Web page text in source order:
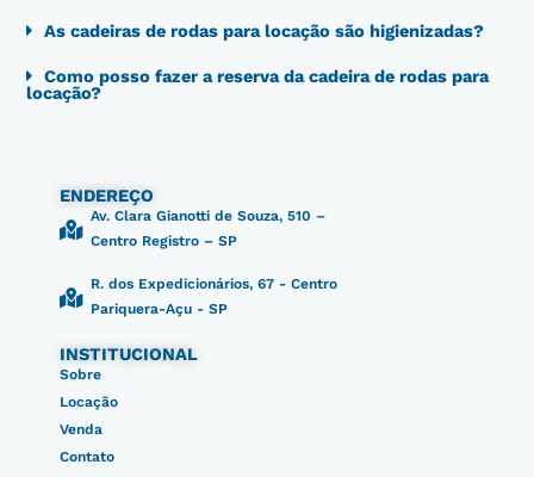
As cadeiras de rodas para locação são higienizadas?
Como posso fazer a reserva da cadeira de rodas para
locação?
INSTITUCIONAL
Sobre
Locação
Venda
Contato
ENDEREÇO
Av. Clara Gianotti de Souza, 510 –
Centro Registro – SP
R. dos Expedicionários, 67 - Centro
Pariquera-Açu - SP